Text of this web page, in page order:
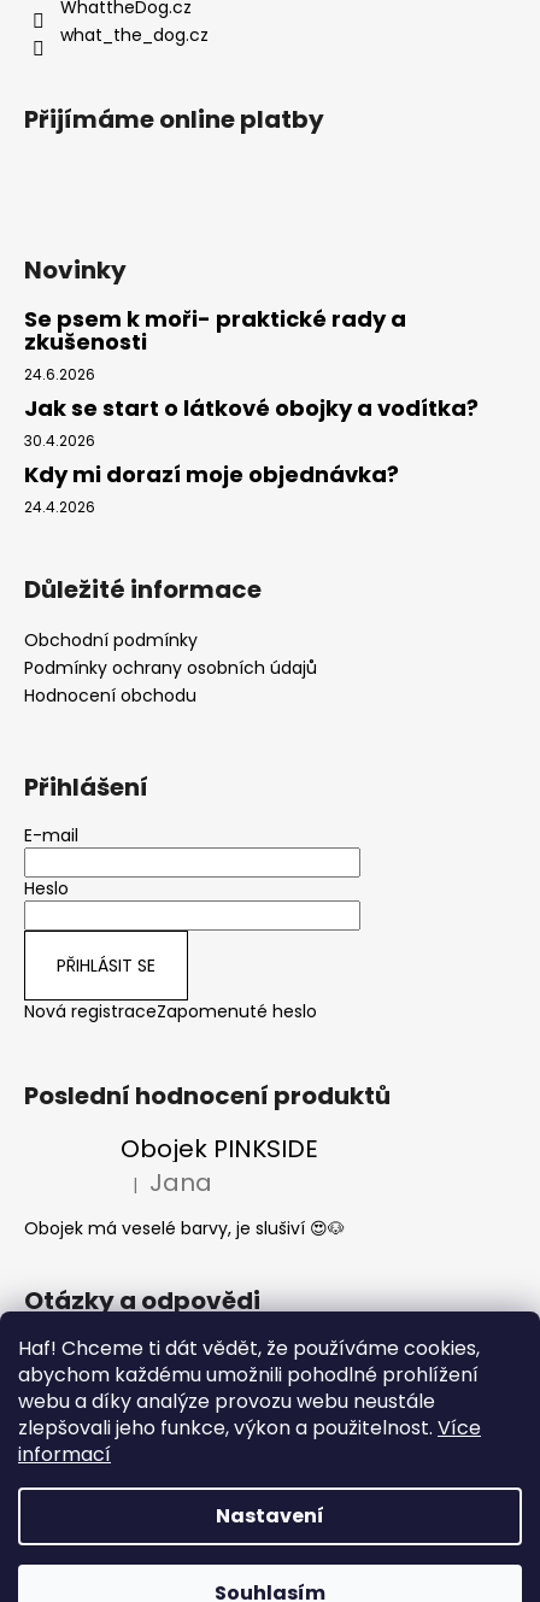
Haf! Chceme ti dát vědět, že používáme cookies,
abychom každému umožnili pohodlné prohlížení
webu a díky analýze provozu webu neustále
zlepšovali jeho funkce, výkon a použitelnost. Více
informací
Nastavení
Souhlasím
WhattheDog.cz
what_the_dog.cz
Přijímáme online platby
Novinky
Se psem k moři- praktické rady a
zkušenosti
24.6.2026
Jak se start o látkové obojky a vodítka?
30.4.2026
Kdy mi dorazí moje objednávka?
24.4.2026
Důležité informace
Obchodní podmínky
Podmínky ochrany osobních údajů
Hodnocení obchodu
Přihlášení
E-mail
Heslo
PŘIHLÁSIT SE
Nová registraceZapomenuté heslo
Poslední hodnocení produktů
Obojek PINKSIDE
Hodnocení produktu je 5 z 5 hvězdiček.
| Jana
Obojek má veselé barvy, je slušiví 😍🐶
Otázky a odpovědi
Jak se start o látkové obojky a vodítka?
Kdy mi dorazí moje objednávka?
Nejčastější dotazy- Co může a nemůže
pes jíst
Copyright 2026What the DOG. Všechna práva
vyhrazena.